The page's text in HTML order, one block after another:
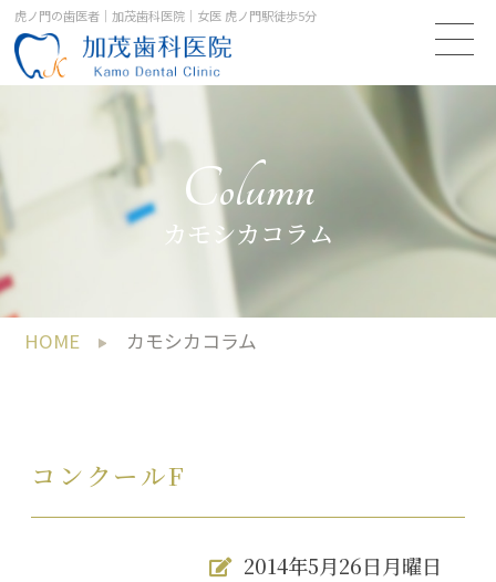
虎ノ門の歯医者｜加茂歯科医院｜女医 虎ノ門駅徒歩5分
カモシカコラム
Column
HOME カモシカコラム
コンクールF
2014年5月26日月曜日